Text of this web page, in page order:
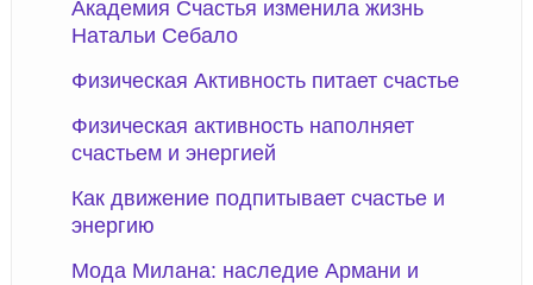
Академия Счастья изменила жизнь
Натальи Себало
Физическая Активность питает счастье
Физическая активность наполняет
счастьем и энергией
Как движение подпитывает счастье и
энергию
Мода Милана: наследие Армани и